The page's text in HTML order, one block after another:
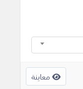
معاينة